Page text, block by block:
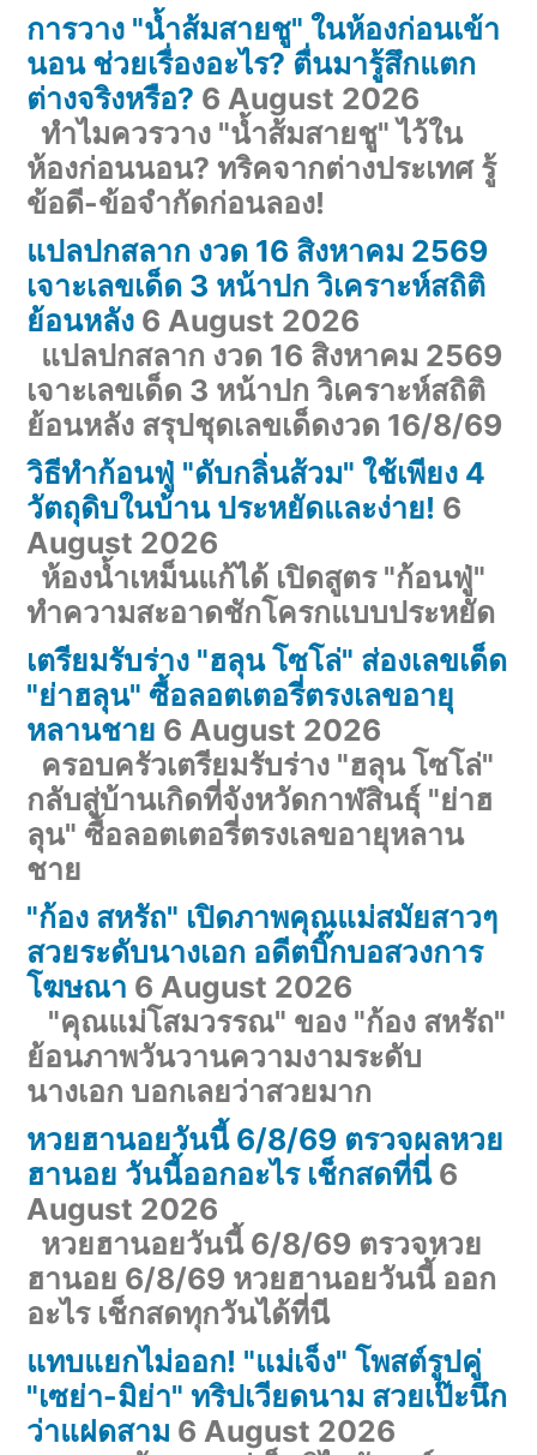
การวาง "น้ำส้มสายชู" ในห้องก่อนเข้า
นอน ช่วยเรื่องอะไร? ตื่นมารู้สึกแตก
ต่างจริงหรือ? 6 August 2026
ทำไมควรวาง "น้ำส้มสายชู" ไว้ใน
ห้องก่อนนอน? ทริคจากต่างประเทศ รู้
ข้อดี-ข้อจำกัดก่อนลอง!
แปลปกสลาก งวด 16 สิงหาคม 2569
เจาะเลขเด็ด 3 หน้าปก วิเคราะห์สถิติ
ย้อนหลัง 6 August 2026
แปลปกสลาก งวด 16 สิงหาคม 2569
เจาะเลขเด็ด 3 หน้าปก วิเคราะห์สถิติ
ย้อนหลัง สรุปชุดเลขเด็ดงวด 16/8/69
วิธีทำก้อนฟู่ "ดับกลิ่นส้วม" ใช้เพียง 4
วัตถุดิบในบ้าน ประหยัดและง่าย! 6
August 2026
ห้องน้ำเหม็นแก้ได้ เปิดสูตร "ก้อนฟู่"
ทำความสะอาดชักโครกแบบประหยัด
เตรียมรับร่าง "ฮลุน โซโล่" ส่องเลขเด็ด
"ย่าฮลุน" ซื้อลอตเตอรี่ตรงเลขอายุ
หลานชาย 6 August 2026
ครอบครัวเตรียมรับร่าง "ฮลุน โซโล่"
กลับสู่บ้านเกิดที่จังหวัดกาฬสินธุ์ "ย่าฮ
ลุน" ซื้อลอตเตอรี่ตรงเลขอายุหลาน
ชาย
"ก้อง สหรัถ" เปิดภาพคุณแม่สมัยสาวๆ
สวยระดับนางเอก อดีตบิ๊กบอสวงการ
โฆษณา 6 August 2026
"คุณแม่โสมวรรณ" ของ "ก้อง สหรัถ"
ย้อนภาพวันวานความงามระดับ
นางเอก บอกเลยว่าสวยมาก
หวยฮานอยวันนี้ 6/8/69 ตรวจผลหวย
ฮานอย วันนี้ออกอะไร เช็กสดที่นี่ 6
August 2026
หวยฮานอยวันนี้ 6/8/69 ตรวจหวย
ฮานอย 6/8/69 หวยฮานอยวันนี้ ออก
อะไร เช็กสดทุกวันได้ที่นี
แทบแยกไม่ออก! "แม่เจ็ง" โพสต์รูปคู่
"เซย่า-มิย่า" ทริปเวียดนาม สวยเป๊ะนึก
ว่าแฝดสาม 6 August 2026